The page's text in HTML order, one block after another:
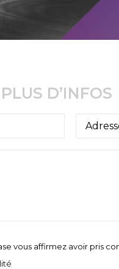
D’INFOS
vous affirmez avoir pris